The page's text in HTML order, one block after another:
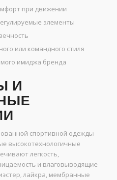
при движении
элементы
или командного стиля
имиджа бренда
И
спортивной одежды
высокотехнологичные
легкость,
и влаговыводящие
лайкра, мембранные